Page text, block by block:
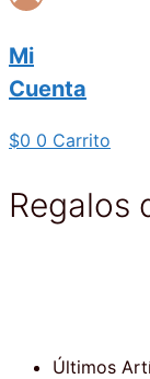
Mi
Cuenta
$0 0 Carrito
Regalos
Últimos